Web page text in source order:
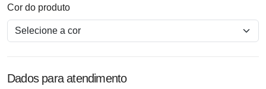
Cor do produto
Dados para atendimento